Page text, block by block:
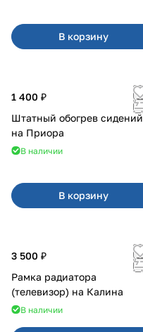
В корзину
1 400 ₽
Штатный обогрев сидений
на Приора
В наличии
В корзину
3 500 ₽
Рамка радиатора
(телевизор) на Калина
В наличии